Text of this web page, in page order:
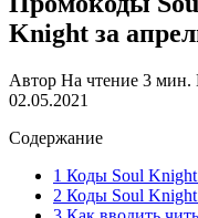
Knight за
Автор На чтение 3 мин.
02.05.2021
Содержание
1 Коды Soul Knight
2 Коды Soul Knight